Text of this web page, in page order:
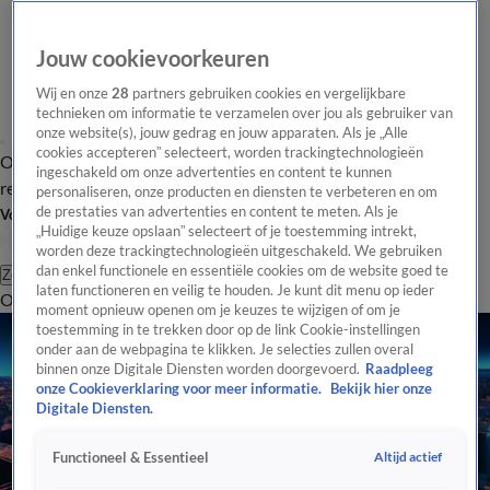
Overzicht Laatste nieuws Regionieuws Het beste van Hart
Tip de
redactie
Volg Hart van Nederland
Zoeken
OverzichtRegioUitzendingenWeerTip de redactiePanelVideo's
Jouw cookievoorkeuren
Wij en onze28 partners gebruiken cookies en vergelijkbare
technieken om informatie te verzamelen over jou als gebruiker van
onze website(s), jouw gedrag en jouw apparaten. Als je „Alle
cookies accepteren” selecteert, worden trackingtechnologieën
ingeschakeld om onze advertenties en content te kunnen
personaliseren, onze producten en diensten te verbeteren en om
de prestaties van advertenties en content te meten. Als je
„Huidige keuze opslaan” selecteert of je toestemming intrekt,
worden deze trackingtechnologieën uitgeschakeld. We gebruiken
dan enkel functionele en essentiële cookies om de website goed te
laten functioneren en veilig te houden. Je kunt dit menu op ieder
moment opnieuw openen om je keuzes te wijzigen of om je
toestemming in te trekken door op de link Cookie-instellingen
onder aan de webpagina te klikken. Je selecties zullen overal
binnen onze Digitale Diensten worden doorgevoerd. Raadpleeg
onze Cookieverklaring voor meer informatie.
Bekijk hier onze
Digitale Diensten.
Functioneel & Essentieel Altijd actief